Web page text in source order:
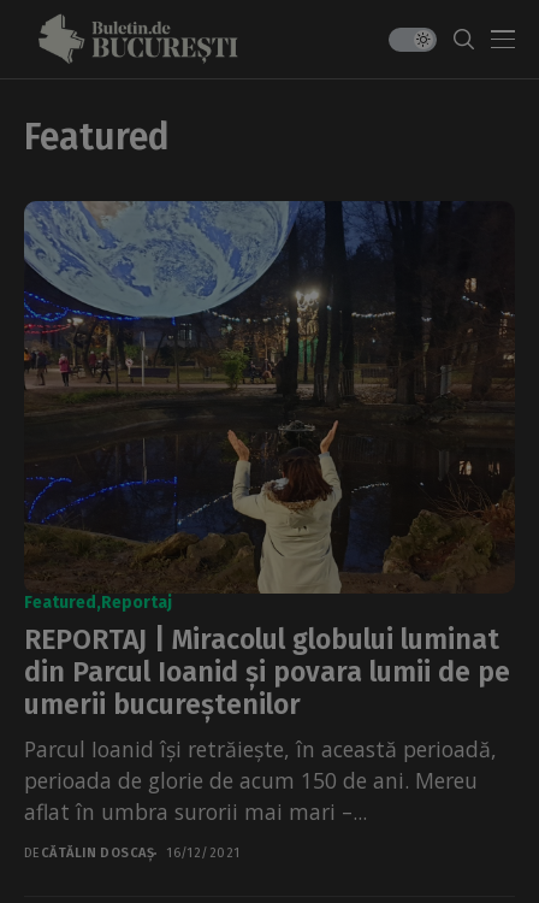
Featured
Featured Reportaj
REPORTAJ | Miracolul globului luminat
din Parcul Ioanid și povara lumii de pe
umerii bucureștenilor
Parcul Ioanid își retrăiește, în această perioadă,
perioada de glorie de acum 150 de ani. Mereu
aflat în umbra surorii mai mari –...
DE CĂTĂLIN DOSCAȘ 16/12/2021